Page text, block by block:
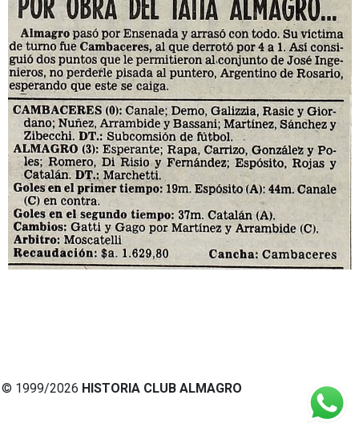
© 1999/2026 HISTORIA CLUB ALMAGRO